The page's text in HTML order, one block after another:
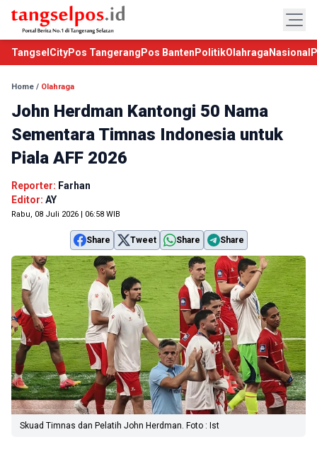
TangselCityPos Tangerang Pos Banten PolitikOlahraga Nasional
Home / Olahraga
John Herdman Kantongi 50 Nama
Sementara Timnas Indonesia untuk
Piala AFF 2026
Reporter: Farhan
Editor: AY
Rabu, 08 Juli 2026 | 06:58 WIB
Share Tweet Share Share
Skuad Timnas dan Pelatih John Herdman. Foto : Ist